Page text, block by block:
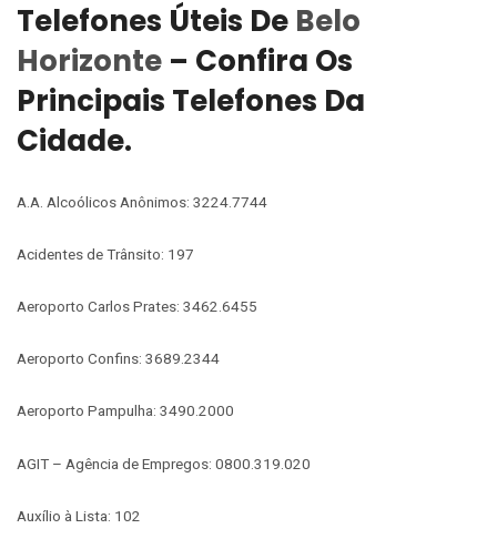
Telefones Úteis De Belo
Horizonte – Confira Os
Principais Telefones Da
Cidade.
A.A. Alcoólicos Anônimos: 3224.7744
Acidentes de Trânsito: 197
Aeroporto Carlos Prates: 3462.6455
Aeroporto Confins: 3689.2344
Aeroporto Pampulha: 3490.2000
AGIT – Agência de Empregos: 0800.319.020
Auxílio à Lista: 102